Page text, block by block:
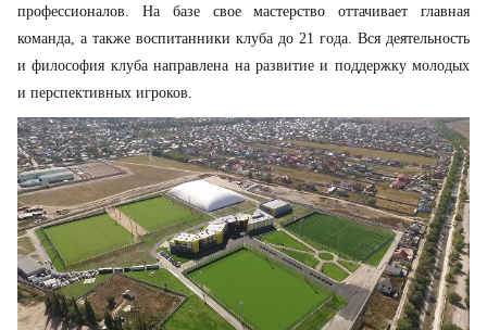
профессионалов. На базе свое мастерство оттачивает главная
команда, а также воспитанники клуба до 21 года. Вся деятельность
и философия клуба направлена на развитие и поддержку молодых
и перспективных игроков.